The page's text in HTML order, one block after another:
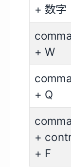
+ 数字
+ W
+ Q
+
+ F